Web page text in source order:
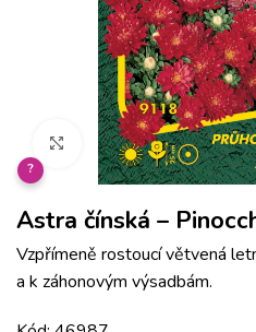
Klikněte pro zvětšení
?
Astra čínská –
Vzpřímeně rostoucí větvená
a k záhonovým výsadbám.